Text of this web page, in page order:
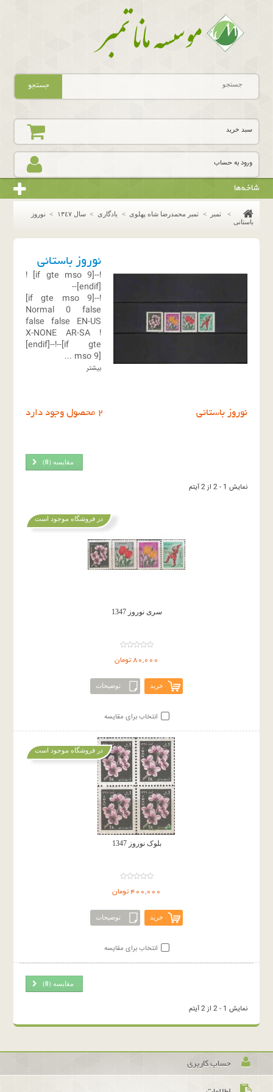
ورود به حساب
سبد خرید
جستجو
شاخه‌ها
> تمبر > تمبر محمدرضا شاه پهلوی > یادگاری > سال ١٣٤٧ >
نوروز
باستانی
نوروز باستانی
!--[if gte mso 9]
!
[endif]--
!--[if gte mso 9]
Normal
0
false
false false
EN-US
X-NONE
AR-SA
!
[endif]--!--[if gte
mso 9]
...
بیشتر
نوروز باستانی 2 محصول وجود دارد
مقایسه (0
)
نمایش 1 - 2 از 2 آیتم
سری نوروز 1347
80,000 تومان
خرید توضیحات
در فروشگاه موجود است
انتخاب برای مقایسه
بلوک نوروز 1347
400,000 تومان
خرید توضیحات
در فروشگاه موجود است
انتخاب برای مقایسه
مقایسه (0
)
نمایش 1 - 2 از 2 آیتم
حساب کاربری